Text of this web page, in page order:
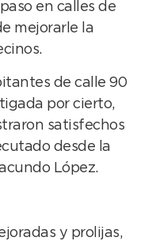
en calles de
mejorarle la
de calle 90
por cierto,
satisfechos
desde la
López.
y prolijas,